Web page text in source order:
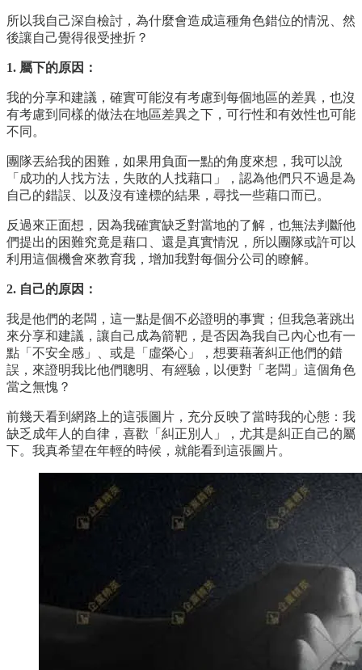
所以我自己深自檢討，為什麼會造成這種角色錯位的情況、然
後讓自己覺得很受挫折？
1. 屬下的原因：
我的分享和建議，確實可能沒有考慮到每個地區的差異，也沒
有考慮到同樣的做法在地區差異之下，可行性和有效性也可能
不同。
團隊丟給我的困難，如果用負面一點的角度來想，我可以說
「成功的人找方法，失敗的人找藉口」，認為他們只不過是為
自己的錯誤、以及沒有達標的結果，尋找一些藉口而已。
反過來正面想，因為我確實缺乏對當地的了解，也無法判斷他
們提出的困難究竟是藉口、還是真實情況，所以團隊或許可以
利用這個機會來教育我，增加我對每個分公司的瞭解。
2. 自己的原因：
我是他們的老闆，這一點是個不必證明的事實；但我急著跳出
來分享和建議，讓自己成為箭靶，是否因為我自己內心也有一
點「不安全感」、或是「虛榮心」，想要藉著糾正他們的錯
誤，來證明我比他們聰明、有經驗，以便對「老闆」這個角色
當之無愧？
前幾天看到網路上的這張圖片，充分反映了當時我的心態：我
缺乏成年人的自律，喜歡「糾正別人」，尤其是糾正自己的屬
下。我真希望在年輕的時候，就能看到這張圖片。